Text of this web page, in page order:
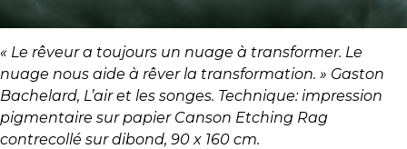
« Le rêveur a toujours un nuage à transformer. Le
nuage nous aide à rêver la transformation. » Gaston
Bachelard, L’air et les songes. Technique: impression
pigmentaire sur papier Canson Etching Rag
contrecollé sur dibond, 90 x 160 cm.